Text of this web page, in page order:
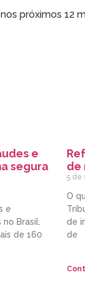
próximos 12
e
segura
e
Brasil.
de 160
de
5 de
O
de
de